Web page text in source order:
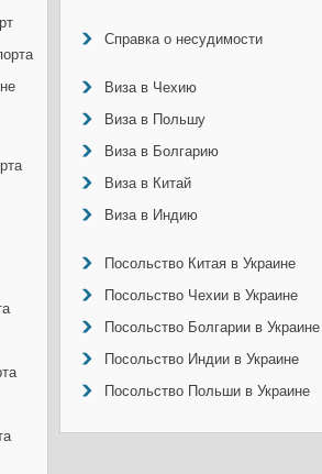
Справка о несудимости
Виза в Чехию
Виза в Польшу
Виза в Болгарию
Виза в Китай
Виза в Индию
Посольство Китая в Украине
Посольство Чехии в Украине
Посольство Болгарии в Украине
Посольство Индии в Украине
Посольство Польши в Украине